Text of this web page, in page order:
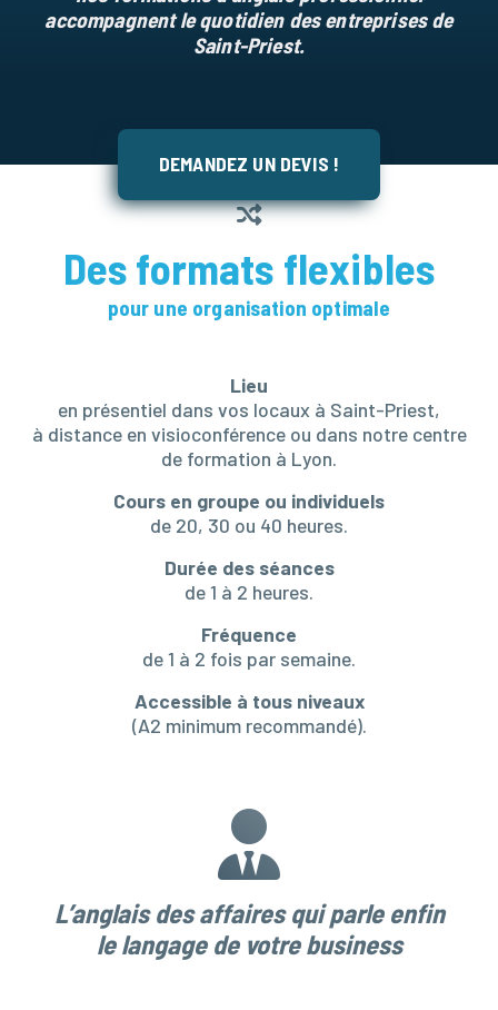
accompagnent le quotidien des entreprises de
Saint-Priest.
DEMANDEZ UN DEVIS !
Des formats flexibles
pour une organisation optimale
Lieu
en présentiel dans vos locaux à Saint-Priest,
à distance en visioconférence ou dans notre centre
de formation à Lyon.
Cours en groupe ou individuels
de 20, 30 ou 40 heures.
Durée des séances
de 1 à 2 heures.
Fréquence
de 1 à 2 fois par semaine.
Accessible à tous niveaux
(A2 minimum recommandé).
L’anglais des affaires qui parle enfin
le langage de votre business